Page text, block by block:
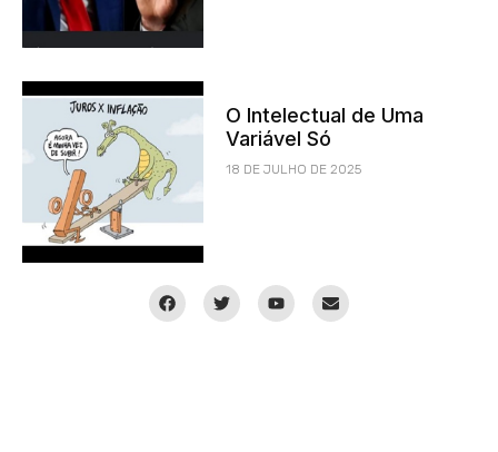
O Intelectual de Uma
Variável Só
18 DE JULHO DE 2025